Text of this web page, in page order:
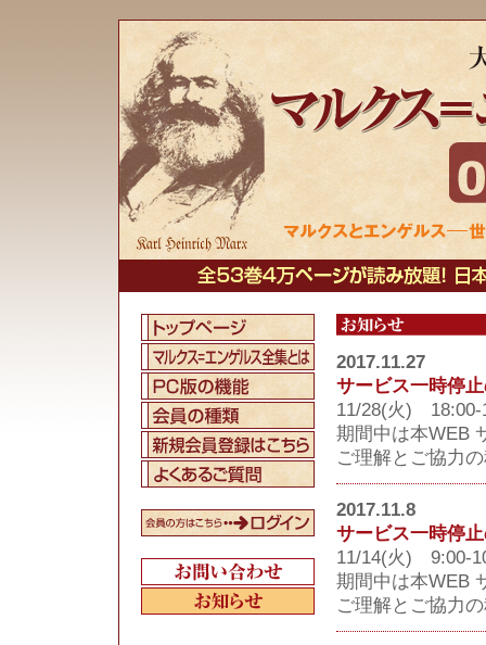
2017.11.27
サービス一時停
11/28(火) 18:00-
期間中は本WEB
ご理解とご協力
2017.11.8
サービス一時停
11/14(火) 9:00-
期間中は本WEB
ご理解とご協力